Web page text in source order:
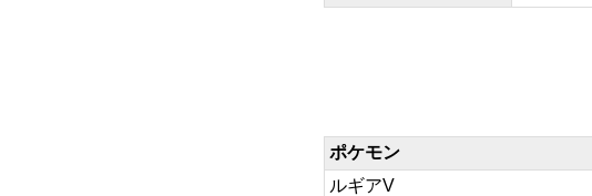
ポケモン
ルギアV